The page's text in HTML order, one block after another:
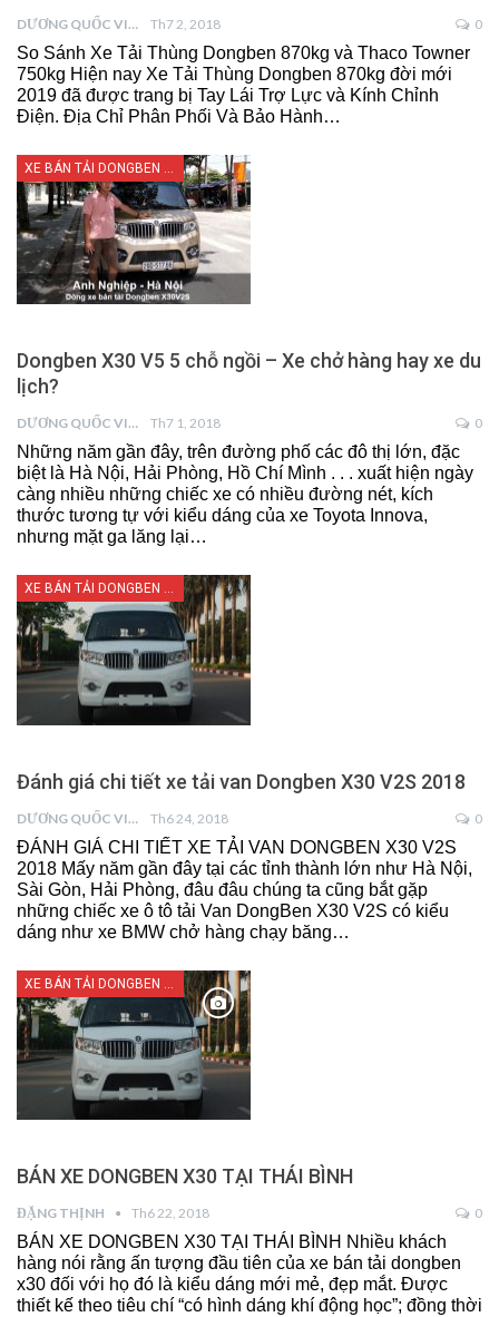
DƯƠNG QUỐC VIỆT Th7 2, 2018 0
So Sánh Xe Tải Thùng Dongben 870kg và Thaco Towner
750kg Hiện nay Xe Tải Thùng Dongben 870kg đời mới
2019 đã được trang bị Tay Lái Trợ Lực và Kính Chỉnh
Điện. Địa Chỉ Phân Phối Và Bảo Hành…
Dongben X30 V5 5 chỗ ngồi – Xe chở hàng hay xe du
lịch?
DƯƠNG QUỐC VIỆT Th7 1, 2018 0
Những năm gần đây, trên đường phố các đô thị lớn, đặc
biệt là Hà Nội, Hải Phòng, Hồ Chí Mình . . . xuất hiện ngày
càng nhiều những chiếc xe có nhiều đường nét, kích
thước tương tự với kiểu dáng của xe Toyota Innova,
nhưng mặt ga lăng lại…
XE BÁN TẢI DONGBEN X30
Đánh giá chi tiết xe tải van Dongben X30 V2S 2018
DƯƠNG QUỐC VIỆT Th6 24, 2018 0
ĐÁNH GIÁ CHI TIẾT XE TẢI VAN DONGBEN X30 V2S
2018 Mấy năm gần đây tại các tỉnh thành lớn như Hà Nội,
Sài Gòn, Hải Phòng, đâu đâu chúng ta cũng bắt gặp
những chiếc xe ô tô tải Van DongBen X30 V2S có kiểu
dáng như xe BMW chở hàng chạy băng…
BÁN XE DONGBEN X30 TẠI THÁI BÌNH
ĐẶNG THỊNH Th6 22, 2018 0
BÁN XE DONGBEN X30 TẠI THÁI BÌNH Nhiều khách
hàng nói rằng ấn tượng đầu tiên của xe bán tải dongben
x30 đối với họ đó là kiểu dáng mới mẻ, đẹp mắt. Được
thiết kế theo tiêu chí “có hình dáng khí động học”; đồng thời